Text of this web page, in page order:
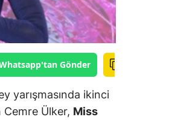
Gönder
yarışmasında ikinci
Cemre Ülker, Miss